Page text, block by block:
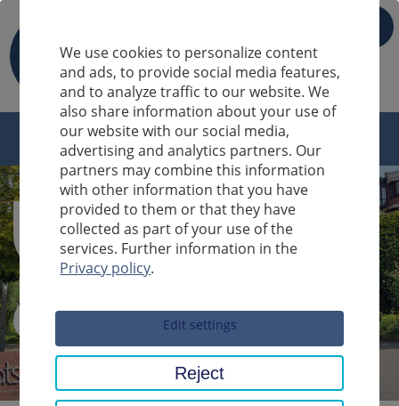
Sucheingabe
We use cookies to personalize content
and ads, to provide social media features,
and to analyze traffic to our website. We
also share information about your use of
our website with our social media,
advertising and analytics partners. Our
partners may combine this information
with other information that you have
provided to them or that they have
collected as part of your use of the
services. Further information in the
Privacy policy.
Edit settings
Reject